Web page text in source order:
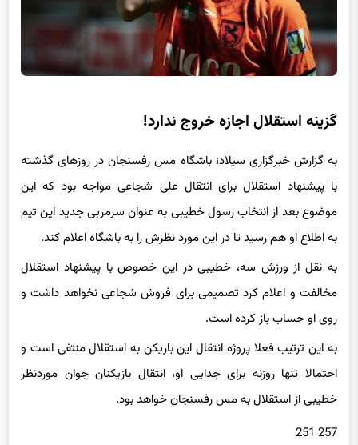
گزینه استقلال اجازه خروج ندارد!
به گزارش خبرگزاری سیلاد؛ باشگاه مس رفسنجان در روزهای گذشته
با پیشنهاد استقلال برای انتقال علی شجاعی مواجه بود که این
موضوع بعد از انتخاب رسول خطیبی به عنوان سرمربی جدید این تیم
به اطلاع او هم رسید تا در این مورد نظرش را به باشگاه اعلام کند.
به نقل از ورزش سه، خطیبی در این خصوص با پیشنهاد استقلال
مخالفت و اعلام کرد تصمیمی برای فروش شجاعی نخواهد داشت و
روی او حساب باز کرده است.
به این ترتیب فعلا پروژه انتقال این باریکن به استقلال منتفی است و
احتمالا تنها روزنه برای جدایی او، انتقال بازیکنان جوان موردنظر
خطیبی از استقلال به مس رفسنجان خواهد بود.
257 251